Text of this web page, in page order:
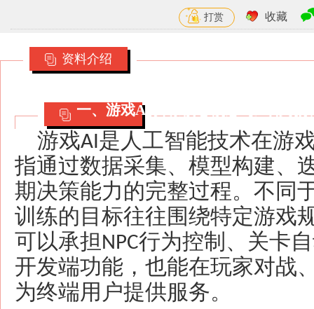
打赏 收藏
资料介绍
一、游戏AI训练核心概念与应用场景
游戏AI是人工智能技术在游
指通过数据采集、模型构建、
期决策能力的完整过程。不同
训练的目标往往围绕特定游戏
可以承担NPC行为控制、关卡
开发端功能，也能在玩家对战
为终端用户提供服务。